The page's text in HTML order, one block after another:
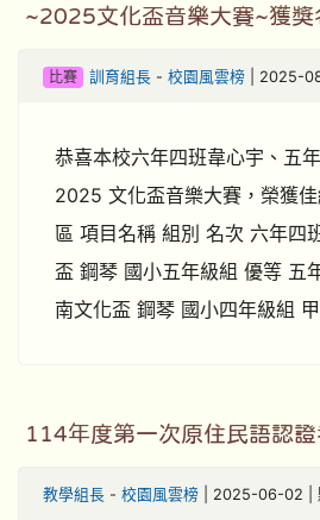
~2025文化盃音樂大賽~獲獎
比賽 訓育組長- 校園風雲榜| 2025-
恭喜本校六年四班韋心宇、五
2025 文化盃音樂大賽，榮獲
區 項目名稱 組別 名次 六年四
盃 鋼琴 國小五年級組 優等 五
南文化盃 鋼琴 國小四年級組
114年度第一次原住民語認
教學組長 - 校園風雲榜 | 2025-06-02 |